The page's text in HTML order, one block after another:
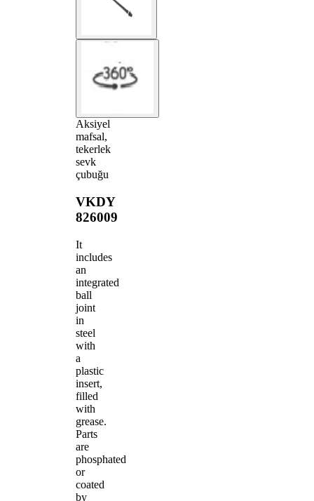
Aksiyel
mafsal,
tekerlek
sevk
çubuğu
VKDY
826009
It
includes
an
integrated
ball
joint
in
steel
with
a
plastic
insert,
filled
with
grease.
Parts
are
phosphated
or
coated
by